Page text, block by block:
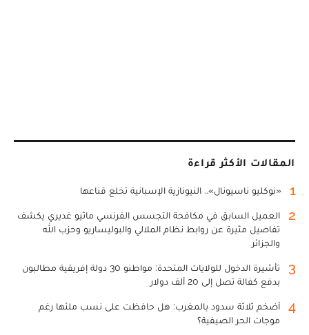
المقالات الأكثر قراءة
1 «نوكليو ناسيونال».. النيونازية الإسبانية تخلع قناعها
2
العميل السابق في مكافحة التجسس الفرنسي ماثيو غديري يكشف
تفاصيل مثيرة عن روابط نظام الملالي والبوليساريو وحزب الله
والجزائر
3
تأشيرة الدخول للولايات المتحدة: مواطنو 30 دولة إفريقية مطالبون
بدفع كفالة تصل إلى 20 ألف دولار
4
أضخم ثلاثة سدود بالمغرب: هل حافظت على نسب ملئها رغم
موجات الحر الصيفية؟